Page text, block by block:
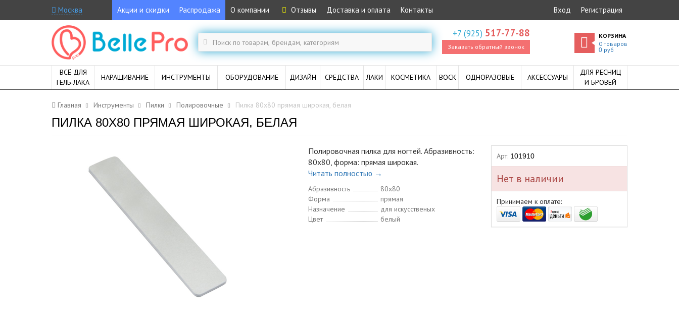
Москва Акции и скидки Распродажа О компании Отзывы Доставка и оплата Контакты Вход Регистрация
+7 (925) 517-77-88
Заказать обратный звонок
КОРЗИНА
0 товаров
0руб
ВСЁ ДЛЯ
ГЕЛЬ-ЛАКА
НАРАЩИВАНИЕ ИНСТРУМЕНТЫ ОБОРУДОВАНИЕ ДИЗАЙН СРЕДСТВА ЛАКИ КОСМЕТИКА ВОСК ОДНОРАЗОВЫЕ АКСЕССУАРЫ
ДЛЯ РЕСНИЦ
И БРОВЕЙ
Главная Инструменты Пилки Полировочные Пилка 80x80 прямая широкая, белая
ПИЛКА 80X80 ПРЯМАЯ ШИРОКАЯ, БЕЛАЯ
Полировочная пилка для ногтей. Абразивность:
80x80, форма: прямая широкая.
Читать полностью →
Абразивность
80x80
Форма
прямая
Назначение
для искусственых
Цвет
белый
Арт. 101910
Нет в наличии
Принимаем к оплате: